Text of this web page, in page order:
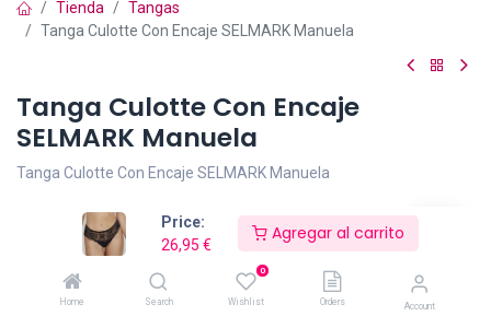
Price:
26,95 €
Agregar al carrito
Home Search
0
Wishlist Orders Account
Tienda
Tangas
Tanga Culotte Con Encaje SELMARK Manuela
Tanga Culotte Con Encaje
SELMARK Manuela
Tanga Culotte Con Encaje SELMARK Manuela
Braguita culotte con delicados detalles de encaje.
Una pieza que fusiona elegancia y confort, diseñada para mujeres
reales, libres y seguras.